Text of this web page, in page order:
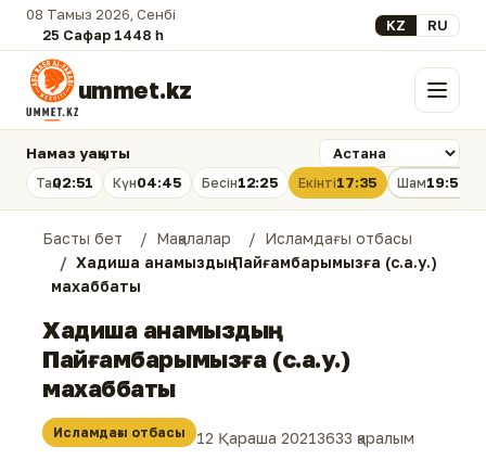
08 Тамыз 2026, Сенбі
25 Сафар 1448 һ.
Select your
KZ RU
ummet.kz Мәзір
Намаз уақыты
Таң02:51 Күн04:45 Бесін12:25 Екінті17:35 Шам19:54
Басты бет Мақалалар
Исламдағы отбасы
Хадиша анамыздың Пайғамбарымызға (с.а.у.)
махаббаты
Хадиша анамыздың
Пайғамбарымызға (с.а.у.)
махаббаты
Исламдағы отбасы 12 Қараша 20213633 қаралым